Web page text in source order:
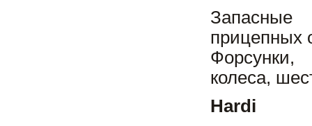
прицепных
Форсунки,
колеса,
Hardi